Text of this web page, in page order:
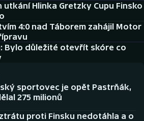
utkání Hlinka Gretzky Cupu Finsko
4:0 nad Táborem zahájil Motor
Bylo důležité otevřít skóre co
sportovec je opět Pastrňák,
275 milionů
proti Finsku nedotáhla a o